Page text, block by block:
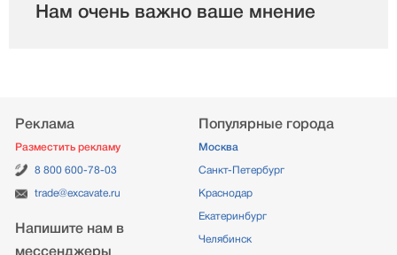
Нам очень важно ваше мнение
Реклама
Разместить рекламу
8 800 600-78-03
trade@excavate.ru
Напишите нам в
мессенджеры
Популярные города
Москва
Санкт-Петербург
Краснодар
Екатеринбург
Челябинск